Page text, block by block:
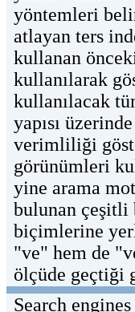
yöntemleri
atlayan ters
kullanan
kullanılarak
kullanılacak
yapısı
verimliliği
görünümleri
yine arama
bulunan çeşitli
biçimlerine
"ve" hem de
ölçüde geçtiği
Search